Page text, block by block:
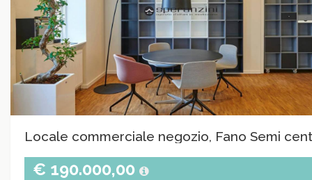
Locale commerciale negozio, Fano Semi
€ 190.000,00